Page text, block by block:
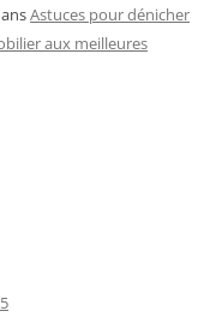
Astuces pour dénicher
aux meilleures